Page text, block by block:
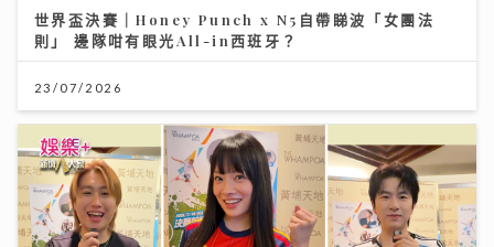
世界盃決賽｜Honey Punch x N5自帶睇波「女團法
則」 邊隊咁有眼光All-in西班牙？
23/07/2026